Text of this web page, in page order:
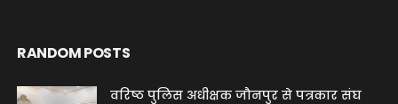
RANDOM POSTS
वरिष्ठ पुलिस अधीक्षक जौनपुर से पत्रकार संघ